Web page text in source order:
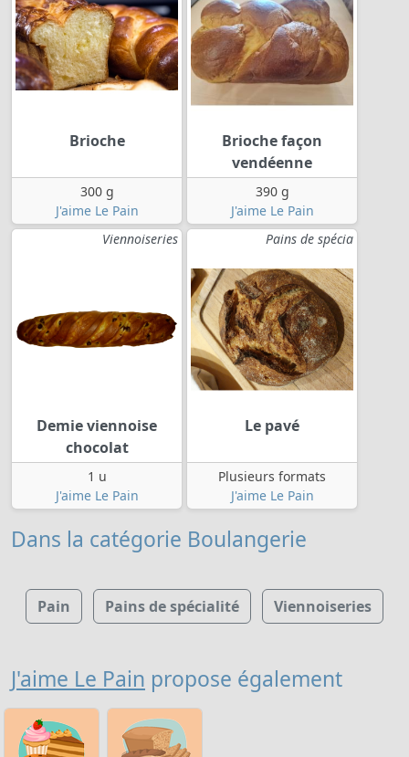
Brioche
300 g
J'aime Le Pain
Brioche façon
vendéenne
390 g
J'aime Le Pain
Viennoiseries
Demie viennoise
chocolat
1 u
J'aime Le Pain
Pains de spécia
Le pavé
Plusieurs formats
J'aime Le Pain
Dans la catégorie Boulangerie
Pain Pains de spécialité Viennoiseries
J'aime Le Pain propose également